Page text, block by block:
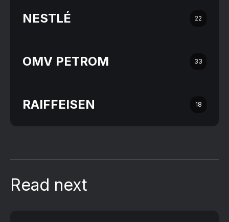
NESTLÉ 22
OMV PETROM 33
RAIFFEISEN 18
Read next